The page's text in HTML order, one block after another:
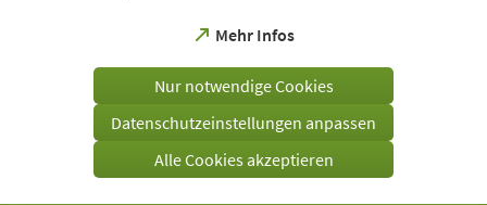
Mehr Infos
(Öffnet
einem
Tab)
Nur notwendige Cookies
Datenschutzeinstellungen anpassen
Alle Cookies akzeptieren